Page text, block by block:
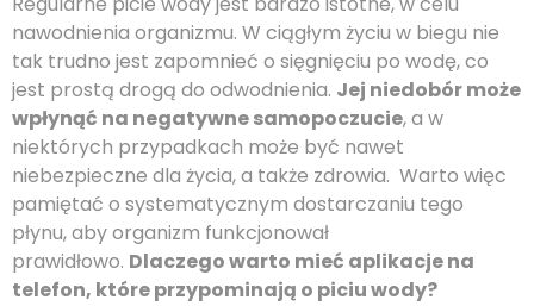
nawodnienia organizmu. W ciągłym życiu w biegu nie
tak trudno jest zapomnieć o sięgnięciu po wodę, co
jest prostą drogą do odwodnienia. Jej niedobór może
wpłynąć na negatywne samopoczucie, a w
niektórych przypadkach może być nawet
niebezpieczne dla życia, a także zdrowia. Warto więc
pamiętać o systematycznym dostarczaniu tego
płynu, aby organizm funkcjonował
prawidłowo. Dlaczego warto mieć aplikacje na
telefon, które przypominają o piciu wody?